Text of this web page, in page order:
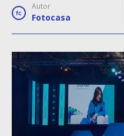
Autor
Fotocasa